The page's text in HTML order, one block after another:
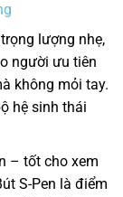
lượng nhẹ,
người ưu tiên
không mỏi tay.
hệ sinh thái
– tốt cho xem
S-Pen là điểm